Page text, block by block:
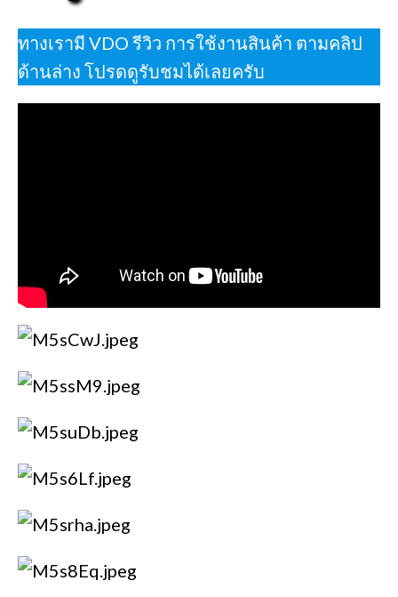
ทางเรามี VDO รีวิว การใช้งานสินค้า ตามคลิป
ด้านล่าง โปรดดูรับชมได้เลยครับ